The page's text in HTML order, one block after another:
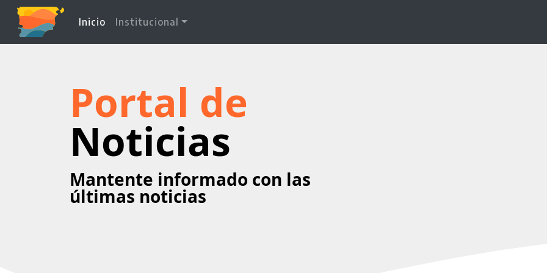
Inicio (current)
Institucional
Portal de
Noticias
Mantente informado con las
últimas noticias